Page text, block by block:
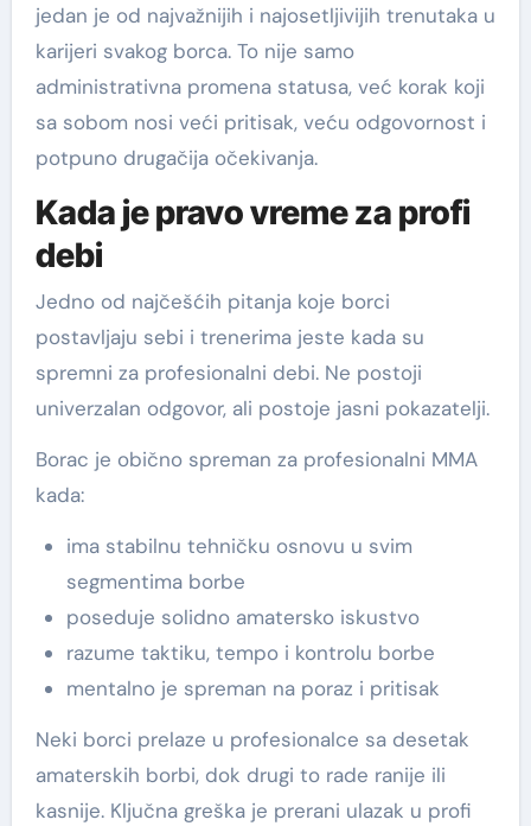
jedan je od najvažnijih i najosetljivijih trenutaka u
karijeri svakog borca. To nije samo
administrativna promena statusa, već korak koji
sa sobom nosi veći pritisak, veću odgovornost i
potpuno drugačija očekivanja.
Kada je pravo vreme za profi
debi
Jedno od najčešćih pitanja koje borci
postavljaju sebi i trenerima jeste kada su
spremni za profesionalni debi. Ne postoji
univerzalan odgovor, ali postoje jasni pokazatelji.
Borac je obično spreman za profesionalni MMA
kada:
ima stabilnu tehničku osnovu u svim
segmentima borbe
poseduje solidno amatersko iskustvo
razume taktiku, tempo i kontrolu borbe
mentalno je spreman na poraz i pritisak
Neki borci prelaze u profesionalce sa desetak
amaterskih borbi, dok drugi to rade ranije ili
kasnije. Ključna greška je prerani ulazak u profi